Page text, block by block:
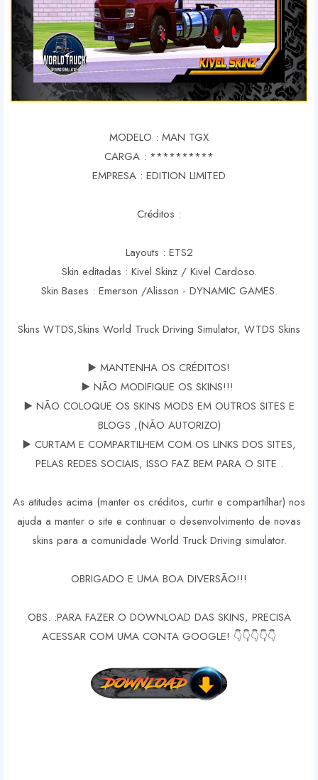
MODELO : MAN TGX
CARGA : **********
EMPRESA : EDITION LIMITED
Créditos :
Layouts : ETS2
Skin editadas : Kivel Skinz / Kivel Cardoso.
Skin Bases : Emerson /Alisson - DYNAMIC GAMES.
Skins WTDS,Skins World Truck Driving Simulator, WTDS Skins
▶️ MANTENHA OS CRÉDITOS!
▶️ NÃO MODIFIQUE OS SKINS!!!
▶️ NÃO COLOQUE OS SKINS MODS EM OUTROS SITES E
BLOGS ,(NÃO AUTORIZO)
▶️ CURTAM E COMPARTILHEM COM OS LINKS DOS SITES,
PELAS REDES SOCIAIS, ISSO FAZ BEM PARA O SITE .
As atitudes acima (manter os créditos, curtir e compartilhar) nos
ajuda a manter o site e continuar o desenvolvimento de novas
skins para a comunidade World Truck Driving simulator.
OBRIGADO E UMA BOA DIVERSÃO!!!
OBS. :PARA FAZER O DOWNLOAD DAS SKINS, PRECISA
ACESSAR COM UMA CONTA GOOGLE! 👇👇👇👇👇